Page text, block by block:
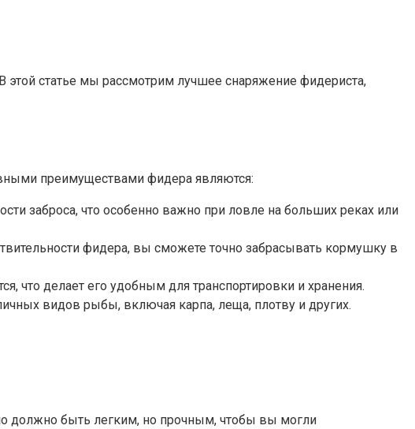
статье мы рассмотрим лучшее снаряжение фидериста,
преимуществами фидера являются:
заброса, что особенно важно при ловле на больших реках или
фидера, вы сможете точно забрасывать кормушку в
что делает его удобным для транспортировки и хранения.
видов рыбы, включая карпа, леща, плотву и других.
должно быть легким, но прочным, чтобы вы могли